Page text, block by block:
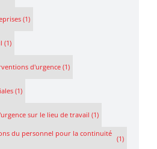
(1)
(1)
d'urgence (1)
(1)
sur le lieu de travail (1)
du personnel pour la continuité
(1)